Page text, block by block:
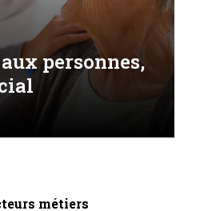
personnes,
métiers